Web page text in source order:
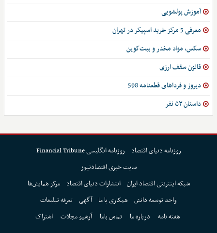
آموزش پولشویی
معرفی 5 مرکز خرید اسپیکر در تهران
سکس، مواد مخدر و بیت‌کوین
قانون سقف ارزی
دیروز و فرداهای قطعنامه 598
داستان ۵۳ نفر
روزنامه دنیای اقتصاد
روزنامه انگلیسی Financial Tribune
سایت خبری اقتصادنیوز
شبکه اینترنتی اقتصاد ایران انتشارات دنیای اقتصاد
مرکز همایش‌ها
واحد توسعه دانش همکاری با ما آگهی تعرفه تبلیغات
هفته نامه
درباره ما تماس باما آرشیو مجلات اشتراک